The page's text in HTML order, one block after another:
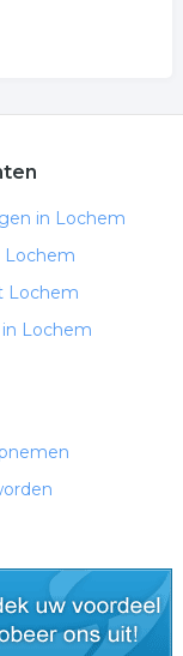
in Lochem
Lochem
Lochem
Lochem